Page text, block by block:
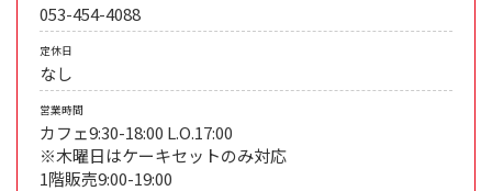
053-454-4088
定休日
なし
営業時間
カフェ9:30-18:00 L.O.17:00
※木曜日はケーキセットのみ対応
1階販売9:00-19:00